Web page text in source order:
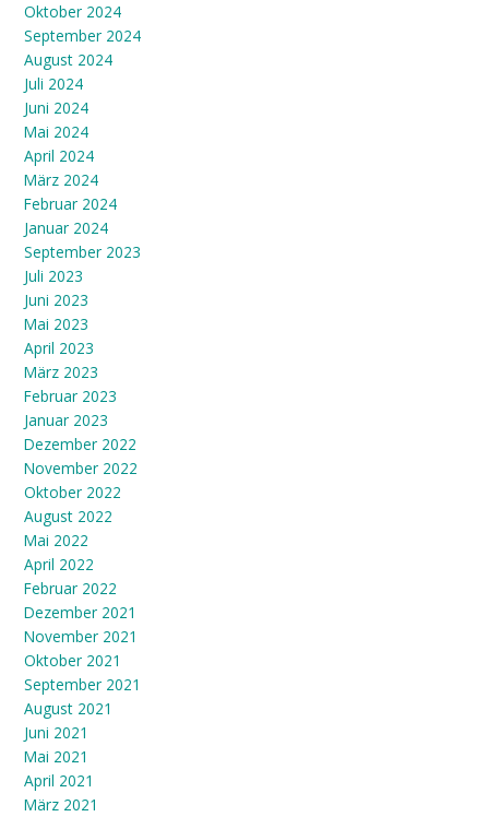
Oktober 2024
September 2024
August 2024
Juli 2024
Juni 2024
Mai 2024
April 2024
März 2024
Februar 2024
Januar 2024
September 2023
Juli 2023
Juni 2023
Mai 2023
April 2023
März 2023
Februar 2023
Januar 2023
Dezember 2022
November 2022
Oktober 2022
August 2022
Mai 2022
April 2022
Februar 2022
Dezember 2021
November 2021
Oktober 2021
September 2021
August 2021
Juni 2021
Mai 2021
April 2021
März 2021